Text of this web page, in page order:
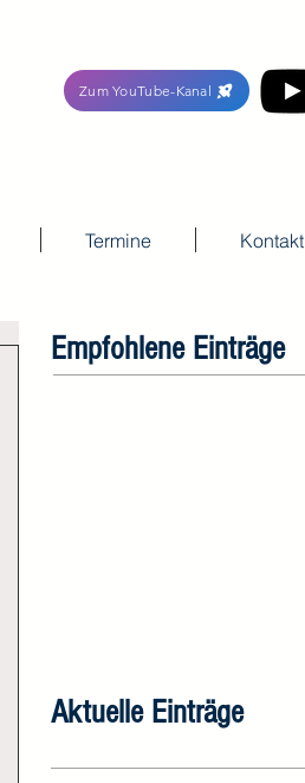
Zum YouTube-Kanal
Termine Kontakt
Empfohlene Einträge
Aktuelle Einträge